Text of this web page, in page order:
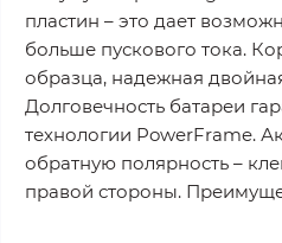
пластин – это дает
больше пускового тока.
образца, надежная
Долговечность батареи
технологии PowerFrame.
обратную полярность –
правой стороны.